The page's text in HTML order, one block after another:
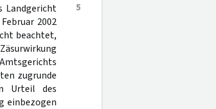
5
Landgericht
2002
beachtet,
zugrunde
Urteil des
einbezogen